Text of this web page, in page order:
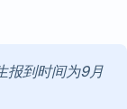
报到时间为9月